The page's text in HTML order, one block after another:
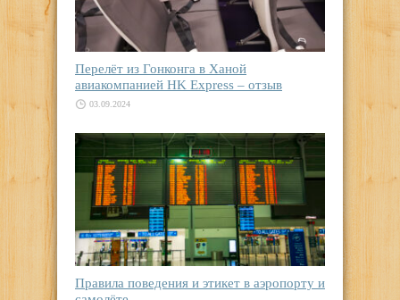
Перелёт из Гонконга в Ханой
авиакомпанией HK Express – отзыв
03.09.2024
Правила поведения и этикет в аэропорту и